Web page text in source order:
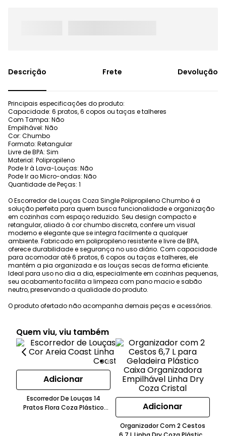
Frete Devolução
Principais especificações do produto:
Capacidade: 6 pratos, 6 copos ou taças e talheres
Com Tampa: Não
Empilhável: Não
Cor: Chumbo
Formato: Retangular
Livre de BPA: Sim
Material: Polipropileno
Pode Ir à Lava-Louças: Não
Pode Ir ao Micro-ondas: Não
Quantidade de Peças: 1
O Escorredor de Louças Coza Single Polipropileno Chumbo é a
solução perfeita para quem busca funcionalidade e organização
em cozinhas com espaço reduzido. Seu design compacto e
retangular, aliado à cor chumbo discreta, confere um visual
moderno e elegante que se integra facilmente a qualquer
ambiente. Fabricado em polipropileno resistente e livre de BPA,
oferece durabilidade e segurança no uso diário. Com capacidade
para acomodar até 6 pratos, 6 copos ou taças e talheres, ele
mantém a pia organizada e as louças secas de forma eficiente.
Ideal para uso no dia a dia, especialmente em cozinhas pequenas,
seu acabamento facilita a limpeza com pano macio e sabão
neutro, preservando a qualidade do produto.
O produto ofertado não acompanha demais peças e acessórios.
Quem viu, viu também
Adicionar
Escorredor De Louças 14
Pratos Flora Coza Plástico
Adicionar
Organizador Com 2 Cestos